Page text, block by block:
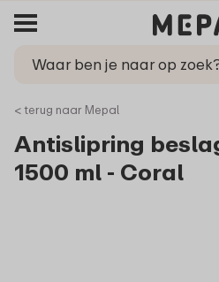
< terug naar Mepal
Antislipring
1500 ml - Coral